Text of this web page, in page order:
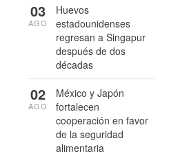
Huevos
estadounidenses
regresan a Singapur
después de dos
décadas
03
AGO
México y Japón
fortalecen
cooperación en favor
de la seguridad
alimentaria
02
AGO